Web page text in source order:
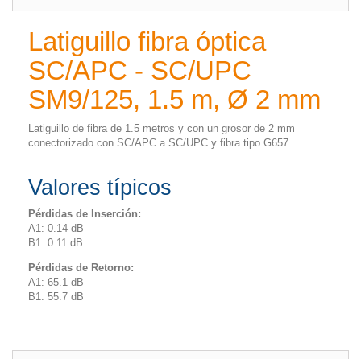
Latiguillo fibra óptica
SC/APC - SC/UPC
SM9/125, 1.5 m, Ø 2 mm
Latiguillo de fibra de 1.5 metros y con un grosor de 2 mm
conectorizado con SC/APC a SC/UPC y fibra tipo G657.
Valores típicos
Pérdidas de Inserción:
A1: 0.14 dB
B1: 0.11 dB
Pérdidas de Retorno:
A1: 65.1 dB
B1: 55.7 dB